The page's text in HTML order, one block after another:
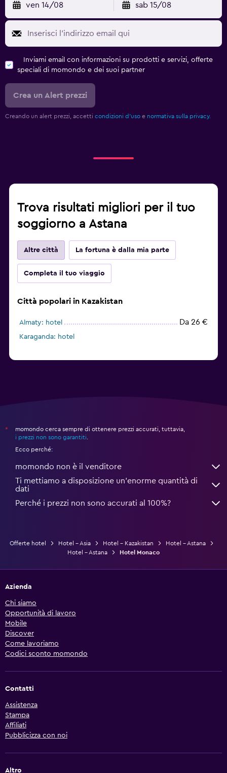
Pasti per bambini
Seggiolone per bambini
Balcone
ven 14/08 sab 15/08
Inviami email con informazioni su prodotti e servizi, offerte
speciali di momondo e dei suoi partner
Crea un Alert prezzi
Creando un alert prezzi, accetti condizioni d'uso e normativa sulla privacy.
Trova risultati migliori per il tuo
soggiorno a Astana
Altre città La fortuna è dalla mia parte
Completa il tuo viaggio
Città popolari in Kazakistan
Almaty: hotel Da 26 €
Karaganda: hotel
*
momondo cerca sempre di ottenere prezzi accurati, tuttavia,
i prezzi non sono garantiti
Ecco perché:
momondo non è il venditore
Ti mettiamo a disposizione un’enorme quantità di
dati
Perché i prezzi non sono accurati al 100%?
Offerte hotel Hotel - Asia Hotel - Kazakistan
Hotel - Astana
Hotel - Astana
Hotel Monaco
Azienda
Chi siamo
Opportunità di lavoro
Mobile
Discover
Come lavoriamo
Codici sconto momondo
Contatti
Assistenza
Stampa
Affiliati
Pubblicizza con noi
Altro